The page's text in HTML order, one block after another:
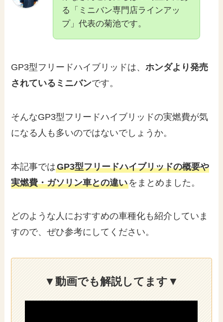
る「ミニバン専門店ラインアッ
プ」代表の菊池です。
GP3型フリードハイブリッドは、ホンダより発売
されているミニバンです。
そんなGP3型フリードハイブリッドの実燃費が気
になる人も多いのではないでしょうか。
本記事ではGP3型フリードハイブリッドの概要や
実燃費・ガソリン車との違いをまとめました。
どのような人におすすめの車種化も紹介していま
すので、ぜひ参考にしてください。
▼動画でも解説してます▼